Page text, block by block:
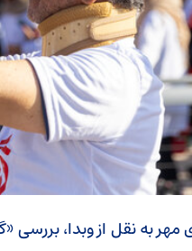
مهر به نقل از وبدا،